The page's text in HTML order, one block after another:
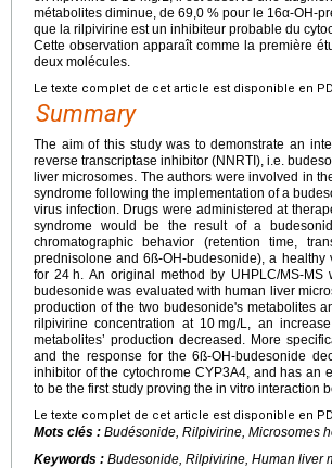
métabolites diminue, de 69,0 % pour le 16α-OH-
que la rilpivirine est un inhibiteur probable du
Cette observation apparaît comme la première
deux molécules.
Le texte complet de cet article est disponible en
Summary
The aim of this study was to demonstrate an
reverse transcriptase inhibitor (NNRTI), i.e.
liver microsomes. The authors were involved in
syndrome following the implementation of a
virus infection. Drugs were administered at
syndrome would be the result of a
chromatographic behavior (retention time,
prednisolone and 6ß-OH-budesonide), a healthy
for 24 h. An original method by UHPLC/MS-
budesonide was evaluated with human liver
production of the two budesonide's metabolites
rilpivirine concentration at 10 mg/L, an
metabolites’ production decreased. More
and the response for the 6ß-OH-budesonide
inhibitor of the cytochrome CYP3A4, and has an
to be the first study proving the in vitro interaction
Le texte complet de cet article est disponible en
Mots clés : Budésonide, Rilpivirine, Microsomes
Keywords : Budesonide, Rilpivirine, Human liver